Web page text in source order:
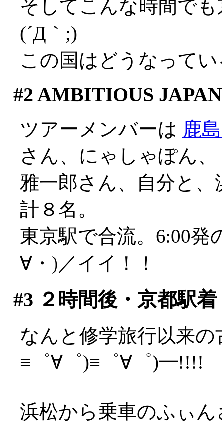
そしてこんな時間で
(´Д｀;)
この国はどうなって
#2 AMBITIOUS
ツアーメンバーは 鹿
さん、にゃしゃぽん、
雅一郎さん、自分と
計８名。
東京駅で合流。6:00
∀・)／イイ！！
#3 ２時間後・京都駅着
なんと修学旅行以来
≡゜∀゜)≡゜∀゜)━!!!!
浜松から乗車のふぃ